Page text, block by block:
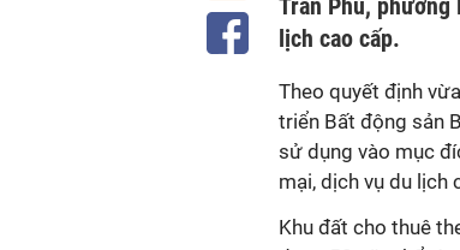
Trần Phú,
lịch cao cấp.
Theo quyết định
triển Bất động sản
sử dụng vào mục
mại, dịch vụ du lịch
Khu đất cho thuê